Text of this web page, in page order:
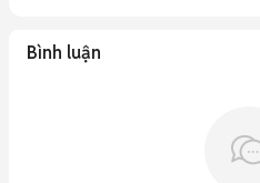
Bình luận